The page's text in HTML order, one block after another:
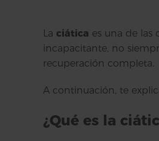
La ciática es una de las
incapacitante, no
recuperación completa.
A continuación, te
¿Qué es la